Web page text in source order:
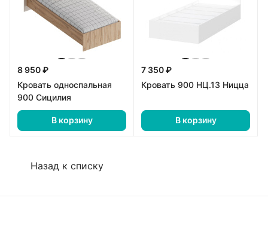
8 950 ₽
Кровать односпальная
900 Сицилия
В корзину
7 350 ₽
Кровать 900 НЦ.13 Ницца
В корзину
Назад к списку